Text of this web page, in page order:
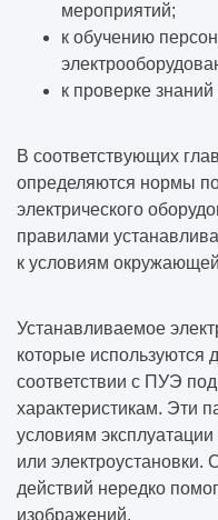
мероприятий;
к обучению
к проверке
В соответствующих
определяются нормы
электрического
правилами
к условиям
Устанавливаемое
которые используются
соответствии с ПУЭ
характеристикам. Эти
условиям
или электроустановки.
действий нередко
изображений.